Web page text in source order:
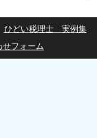
ひどい税理士 実例集
せフォーム